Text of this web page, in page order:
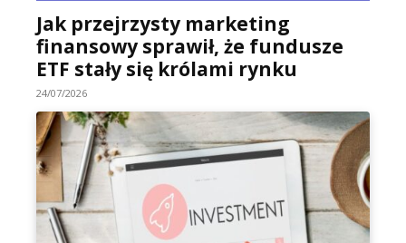
Jak przejrzysty marketing
finansowy sprawił, że fundusze
ETF stały się królami rynku
24/07/2026